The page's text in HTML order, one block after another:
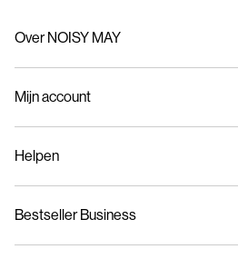
Over NOISY MAY
Duurzaamheid
NOISY MAY inkopen
Mijn account
Bestelling volgen
Helpen
Maattabel
Bezorgopties
Bestseller Business